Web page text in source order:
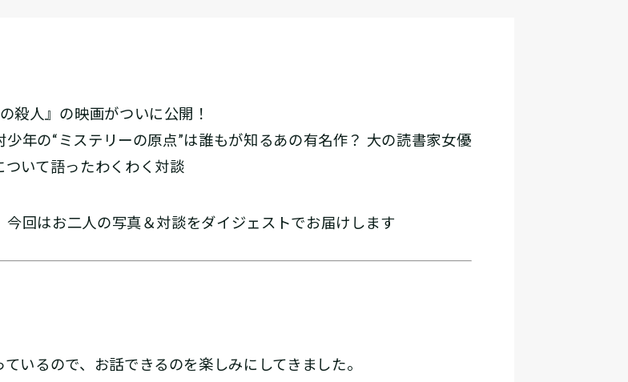
殺人』の映画がついに公開！
年の“ミステリーの原点”は誰もが知るあの有名作？ 大の読書家女優
いて語ったわくわく対談
今回はお二人の写真＆対談をダイジェストでお届けします
いるので、お話できるのを楽しみにしてきました。